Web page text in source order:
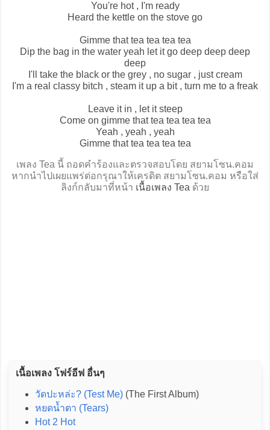
You're hot , I'm ready
Heard the kettle on the stove go
Gimme that tea tea tea tea
Dip the bag in the water yeah let it go deep deep deep
deep
I'll take the black or the grey , no sugar , just cream
I'm a real classy bitch , steam it up a bit , turn me to a freak
Leave it in , let it steep
Come on gimme that tea tea tea tea
Yeah , yeah , yeah
Gimme that tea tea tea tea
เพลง Tea นี้ ถอดคำร้องและตรวจสอบโดย สยามโซน.คอม
หากนำไปเผยแพร่ต่อกรุณาให้เครดิต สยามโซน.คอม หรือใส่
ลิงก์กลับมาที่หน้า เนื้อเพลง Tea ด้วย
เนื้อเพลง โฟร์อีฟ อื่นๆ
วัดปะหล่ะ? (Test Me)(‎The First Album)
หยดน้ำตา (Tears)
Hot 2 Hot